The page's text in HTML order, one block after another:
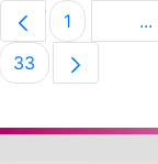
Página
1 ...
Página
33